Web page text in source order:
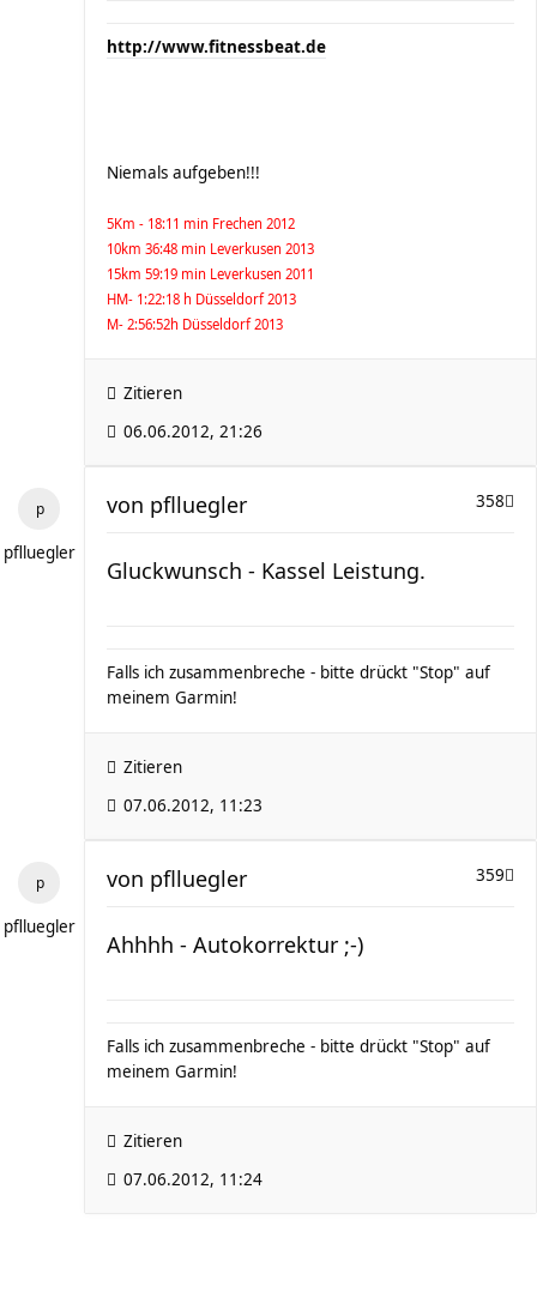
http://www.fitnessbeat.de
Niemals aufgeben!!!
5Km - 18:11 min Frechen 2012
10km 36:48 min Leverkusen 2013
15km 59:19 min Leverkusen 2011
HM- 1:22:18 h Düsseldorf 2013
M- 2:56:52h Düsseldorf 2013
Zitieren
06.06.2012, 21:26
pflluegler
358
von pflluegler
Gluckwunsch - Kassel Leistung.
Falls ich zusammenbreche - bitte drückt "Stop" auf
meinem Garmin!
Zitieren
07.06.2012, 11:23
pflluegler
359
von pflluegler
Ahhhh - Autokorrektur ;-)
Falls ich zusammenbreche - bitte drückt "Stop" auf
meinem Garmin!
Zitieren
07.06.2012, 11:24